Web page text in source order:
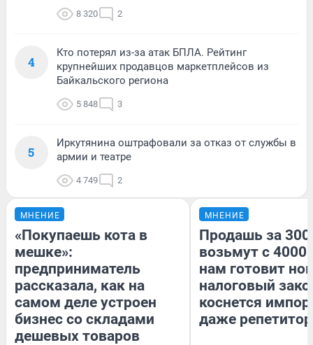
8 320 2
4
Кто потерял из-за атак БПЛА. Рейтинг
крупнейших продавцов маркетплейсов из
Байкальского региона
5 848 3
5
Иркутянина оштрафовали за отказ от службы в
армии и театре
4 749 2
МНЕНИЕ
«Покупаешь кота в
мешке»:
предприниматель
рассказала, как на
самом деле устроен
бизнес со складами
дешевых товаров
МНЕНИЕ
Продашь за
возьмут с
нам готовит
налоговый
коснется
даже